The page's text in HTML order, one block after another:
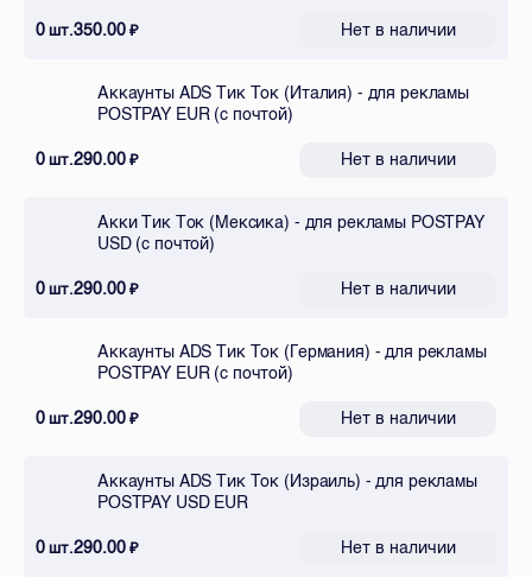
0шт.350.00₽ Нет в наличии
Аккаунты ADS Тик Ток (Италия) - для рекламы
POSTPAY EUR (с почтой)
0шт.290.00₽ Нет в наличии
Акки Тик Ток (Мексика) - для рекламы POSTPAY
USD (с почтой)
0шт.290.00₽ Нет в наличии
Аккаунты ADS Тик Ток (Германия) - для рекламы
POSTPAY EUR (с почтой)
0шт.290.00₽ Нет в наличии
Аккаунты ADS Тик Ток (Израиль) - для рекламы
POSTPAY USD EUR
0шт.290.00₽ Нет в наличии